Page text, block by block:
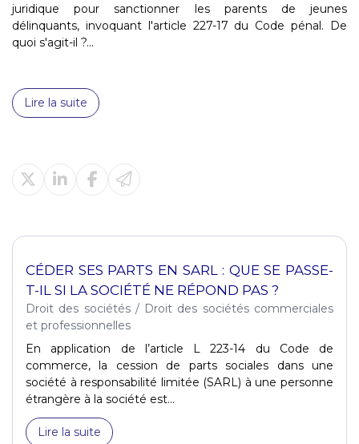
juridique pour sanctionner les parents de jeunes
délinquants, invoquant l'article 227-17 du Code pénal. De
quoi s'agit-il ?...
Lire la suite
CÉDER SES PARTS EN SARL : QUE SE PASSE-
T-IL SI LA SOCIÉTÉ NE RÉPOND PAS ?
Droit des sociétés/ Droit des sociétés commerciales
et professionnelles
En application de l’article L 223-14 du Code de
commerce, la cession de parts sociales dans une
société à responsabilité limitée (SARL) à une personne
étrangère à la société est...
Lire la suite